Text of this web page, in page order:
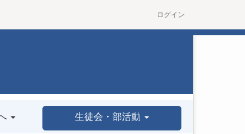
ログイン
生徒会・部活動